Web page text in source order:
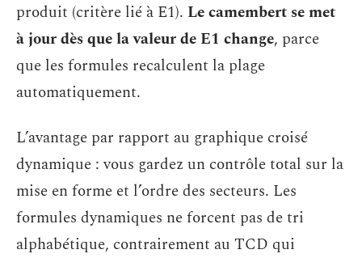
produit (critère lié à E1). Le camembert se met
à jour dès que la valeur de E1 change, parce
que les formules recalculent la plage
automatiquement.
L’avantage par rapport au graphique croisé
dynamique : vous gardez un contrôle total sur la
mise en forme et l’ordre des secteurs. Les
formules dynamiques ne forcent pas de tri
alphabétique, contrairement au TCD qui